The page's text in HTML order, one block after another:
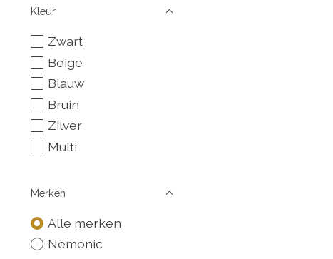
Kleur
Zwart
Beige
Blauw
Bruin
Zilver
Multi
Merken
Alle merken
Nemonic